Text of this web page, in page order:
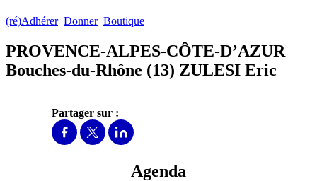
(ré)Adhérer Donner Boutique
PROVENCE-ALPES-CÔTE-D’AZUR
Bouches-du-Rhône (13) ZULESI Eric
Partager sur :
Agenda